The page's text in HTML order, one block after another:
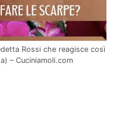
Rossi che reagisce così
– Cuciniamoli.com